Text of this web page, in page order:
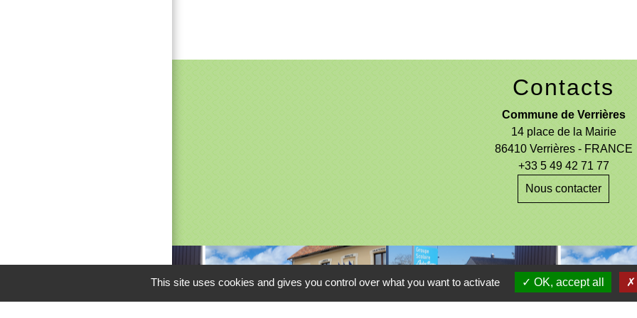
Contacts
Commune de Verrières
14 place de la Mairie
86410 Verrières - FRANCE
+33 5 49 42 71 77
Nous contacter
Mentions légales - Politique de confidentialité - Accessibilité -
This site uses cookies and gives you control over what you want to activate OK, accept all